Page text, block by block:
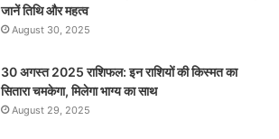
जानें तिथि और महत्व
August 30, 2025
30 अगस्त 2025 राशिफल: इन राशियों की किस्मत का
सितारा चमकेगा, मिलेगा भाग्य का साथ
August 29, 2025